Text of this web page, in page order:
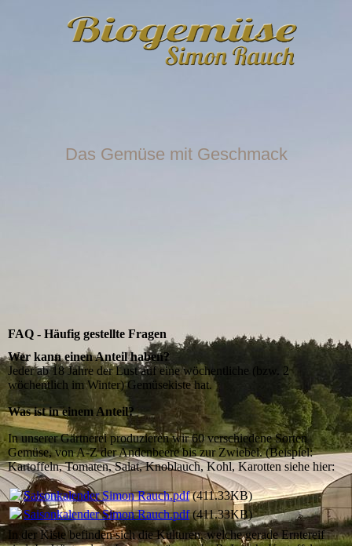
Das Gemüse mit Geschmack
FAQ - Häufig gestellte Fragen
Wer kann einen Anteil haben?
Jeder ab 18 Jahre der Lust auf eine wöchentliche (bzw. 2
wöchentlich im Winter) Gemüsekiste hat.
Was ist in einem Anteil?
In unserer Gärtnerei produzieren wir 60 verschiedene Sorten
Gemüse, von A-Z der Andenbeere bis zur Zwiebel. (Beispiel:
Kartoffeln, Tomaten, Salat, Knoblauch, Kohl, Karotten siehe hier:
Saisonkalender Simon Rauch.pdf(411.33KB)
Saisonkalender Simon Rauch.pdf(411.33KB)
In der Kiste befinden sich die Kulturen, welche gerade Erntereif